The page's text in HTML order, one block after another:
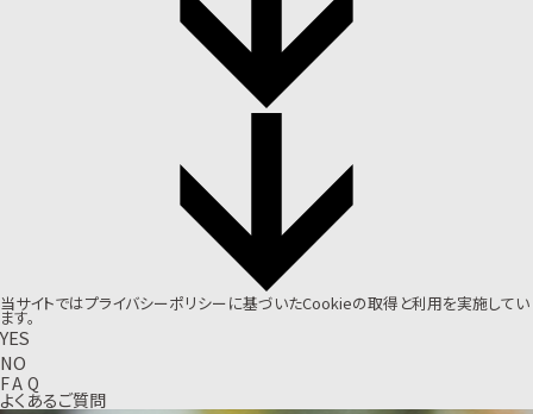
当サイトではプライバシーポリシーに基づいたCookieの取得と利用を実施してい
ます。
YES
NO
FA Q
よくあるご質問